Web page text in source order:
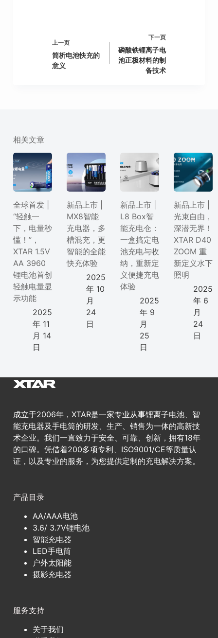
上一页
简析电池快充的
意义
下一页
磷酸铁锂离子电
池正极材料的制
备技术
相关文章
全球首发 |
“轻触一
下，电量秒
懂！”，
XTAR 1.5V
AA 3960
锂电池首创
轻触电量显
示功能
2025
年 11
月 14
日
新品上市 |
MX8智能
充电器，多
槽混充，更
智能的全能
快充体验
2025
年 10
月
24
日
新品上市 |
L8 Box智
能充电仓：
一盒搞定电
池充电与收
纳，重新定
义便捷充电
体验
2025
年 9
月
25
日
新品上市 |
光束自由，
深潜无界！
XTAR D40
ZOOM 重
新定义水下
照明
2025
年 6
月
24
日
成立于2006年，XTAR是一家专业从事锂离子电池、智
能充电器及手电筒的研发、生产、销售为一体的高新技
术企业。我们一直致力于安全、可靠、创新，拥有18年
的口碑。凭借着200多项专利、ISO9001/CE等质量认
证，以及专业的服务，为您提供定制的充电解决方案。
产品目录
AA/AAA电池
3.6/ 3.7V锂电池
智能充电器
LED手电筒
户外太阳能
摄影充电器
服务支持
关于我们